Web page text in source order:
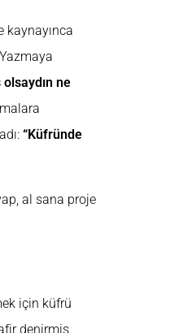
kaynayınca
olsaydın ne
“Küfründe
al sana proje
için küfrü
denirmiş.